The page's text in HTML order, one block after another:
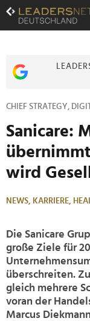
Zum
Inhalt
Zur
Zur
CHIEF STRATEGY,
Sanicare:
wird
NEWS, KARRIERE,
Die Sanicare
große Ziele für
überschreiten.
gleich mehrere
voran der
Marcus